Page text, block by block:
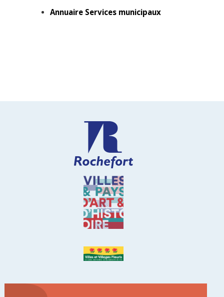
Annuaire Services municipaux